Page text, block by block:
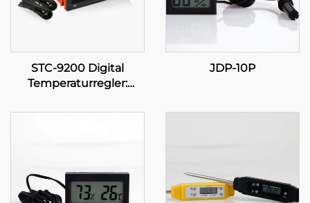
STC-9200 Digital
Temperaturregler:
temperaturkontrol til
JDP-10P